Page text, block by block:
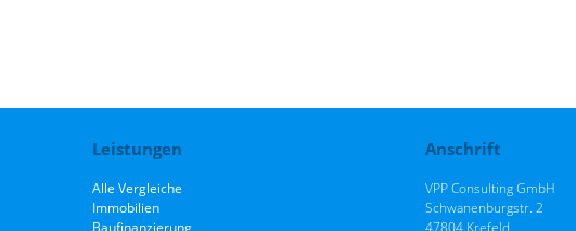
Leistungen
Alle Vergleiche
Immobilien
Baufinanzierung
Anschrift
VPP Consulting GmbH
Schwanenburgstr. 2
47804 Krefeld